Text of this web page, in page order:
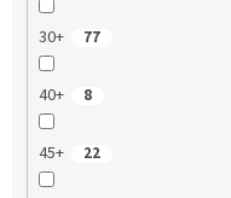
30+ 77
40+ 8
45+ 22